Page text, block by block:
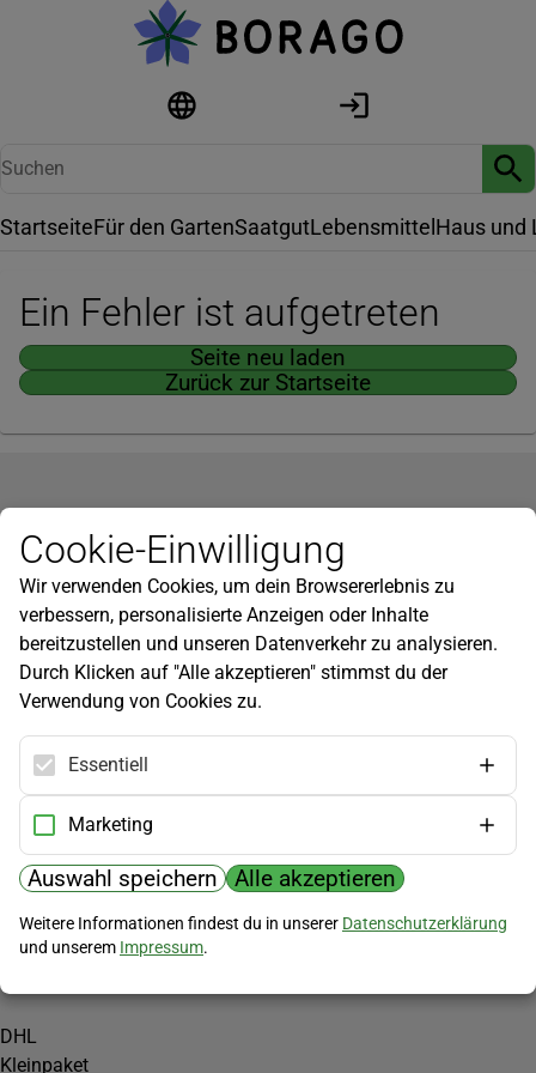
StartseiteFür den GartenSaatgutLebensmittel Haus und
Ein Fehler ist aufgetreten
Seite neu laden
Zurück zur Startseite
Newsletter
Infos zu neuen Produkten, Gartentipps und mehr findest du in
unserem Newsletter!
Jetzt anmelden
Hilfe
Kundenservice
Widerrufsbelehrung
Versandkosten
Zahlungsmöglichkeiten
PayPal
Vorkasse
Versand
DHL
Kleinpaket
Cookie-Einwilligung
Wir verwenden Cookies, um dein Browsererlebnis zu
verbessern, personalisierte Anzeigen oder Inhalte
bereitzustellen und unseren Datenverkehr zu analysieren.
Durch Klicken auf "Alle akzeptieren" stimmst du der
Verwendung von Cookies zu.
Essentiell
Marketing
Auswahl speichern Alle akzeptieren
Weitere Informationen findest du in unserer Datenschutzerklärung
und unserem Impressum.